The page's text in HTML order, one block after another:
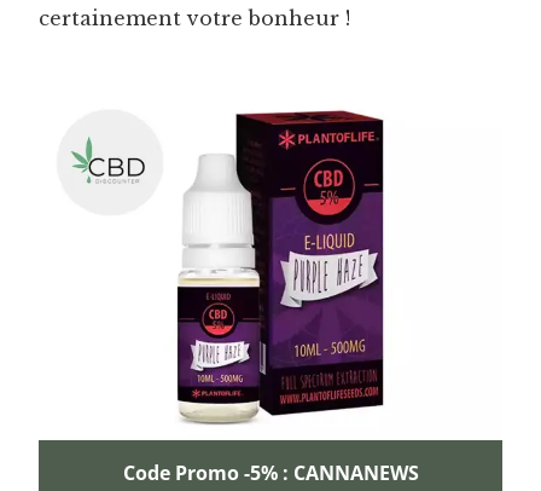
certainement votre bonheur !
Code Promo -5% : CANNANEWS